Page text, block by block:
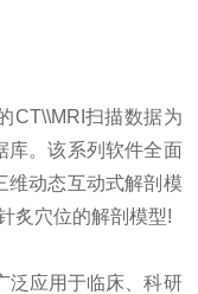
CT\\MRI扫描数据为
库。该系列软件全面
维动态互动式解剖模
炙穴位的解剖模型!
泛应用于临床、科研